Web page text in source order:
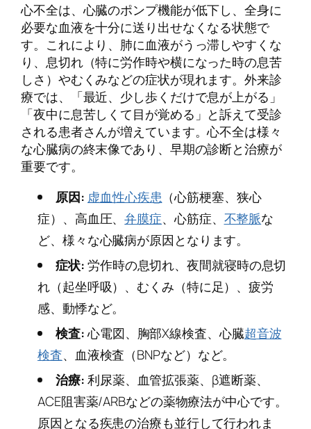
心不全は、心臓のポンプ機能が低下し、全身に
必要な血液を十分に送り出せなくなる状態で
す。これにより、肺に血液がうっ滞しやすくな
り、息切れ（特に労作時や横になった時の息苦
しさ）やむくみなどの症状が現れます。外来診
療では、「最近、少し歩くだけで息が上がる」
「夜中に息苦しくて目が覚める」と訴えて受診
される患者さんが増えています。心不全は様々
な心臓病の終末像であり、早期の診断と治療が
重要です。
原因:虚血性心疾患 （心筋梗塞、狭心
症）、高血圧、弁膜症、心筋症、 不整脈な
ど、様々な心臓病が原因となります。
症状:労作時の息切れ、夜間就寝時の息切
れ（起坐呼吸）、むくみ（特に足）、疲労
感、動悸など。
検査:心電図、胸部X線検査、心臓超音波
検査、血液検査（BNPなど）など。
治療:利尿薬、血管拡張薬、β遮断薬、
ACE阻害薬/ARBなどの薬物療法が中心です。
原因となる疾患の治療も並行して行われま